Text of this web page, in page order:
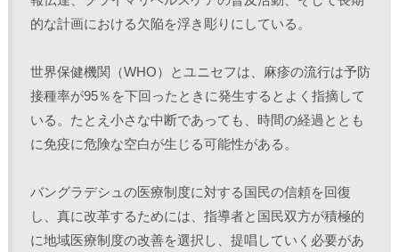
的な計画における欠陥を浮き彫りにしている。
世界保健機関（WHO）とユニセフは、麻疹の流行は予防
接種率が95％を下回ったときに発生するとよく指摘して
いる。たとえ小さな中断であっても、時間の経過ととも
に免疫に危険な空白が生じる可能性がある。
バングラデシュの医療制度に対する国民の信頼を回復
し、真に改革するためには、指導者と国民双方が積極的
に地域医療制度の改善を選択し、提唱していく必要があ